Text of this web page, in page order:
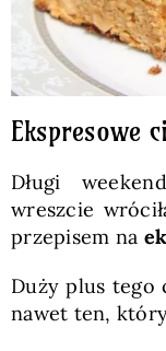
Ekspresowe
Długi
wreszcie
przepisem na
Duży plus tego
nawet ten,